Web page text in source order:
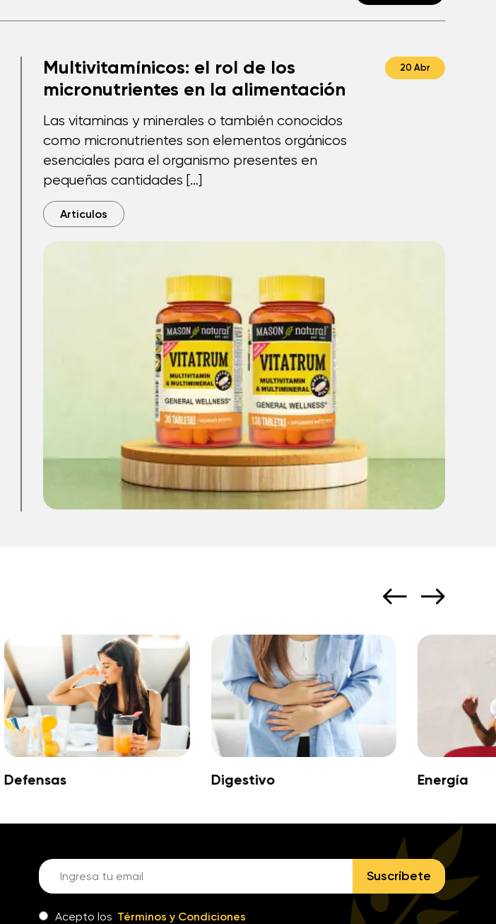
Multivitamínicos: el rol de los
micronutrientes en la alimentación
Las vitaminas y minerales o también conocidos
como micronutrientes son elementos orgánicos
esenciales para el organismo presentes en
pequeñas cantidades […]
20 Abr
Articulos
Defensas Digestivo Energía
Suscríbete
Acepto los Términos y Condiciones